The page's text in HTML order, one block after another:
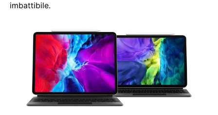
imbattibile.